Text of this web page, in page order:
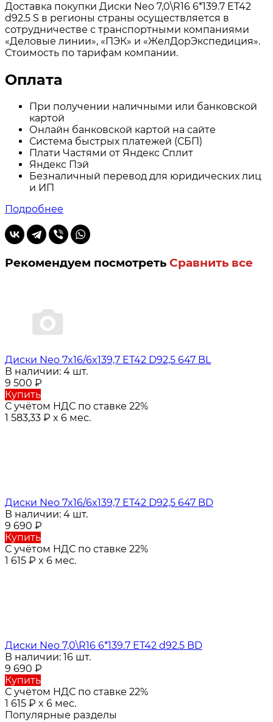
Доставка покупки Диски Neo 7,0\R16 6*139.7 ET42
d92.5 S в регионы страны осуществляется в
сотрудничестве с транспортными компаниями
«Деловые линии», «ПЭК» и «ЖелДорЭкспедиция».
Стоимость по тарифам компании.
Оплата
При получении наличными или банковской
картой
Онлайн банковской картой на сайте
Система быстрых платежей (СБП)
Плати Частями от Яндекс Сплит
Яндекс Пэй
Безналичный перевод для юридических лиц
и ИП
Подробнее
Рекомендуем посмотреть Сравнить все
Диски Neo 7x16/6x139,7 ET42 D92,5 647 BL
В наличии: 4 шт.
9 500 ₽
Купить
С учётом НДС по ставке 22%
1 583,33 ₽ x 6 мес.
Диски Neo 7x16/6x139,7 ET42 D92,5 647 BD
В наличии: 4 шт.
9 690 ₽
Купить
С учётом НДС по ставке 22%
1 615 ₽ x 6 мес.
Диски Neo 7,0\R16 6*139.7 ET42 d92.5 BD
В наличии: 16 шт.
9 690 ₽
Купить
С учётом НДС по ставке 22%
1 615 ₽ x 6 мес.
Популярные разделы